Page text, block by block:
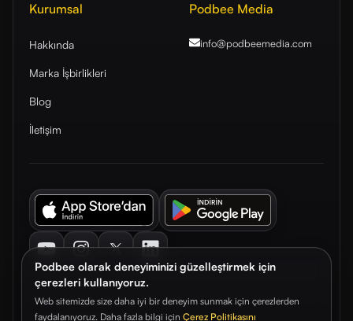
Podbee olarak deneyiminizi güzelleştirmek için
çerezleri kullanıyoruz.
Web sitemizde size daha iyi bir deneyim sunmak için çerezlerden
faydalanıyoruz. Daha fazla bilgi için Çerez Politikasını
Kurumsal
Hakkında
Marka İşbirlikleri
Blog
İletişim
Podbee Media
info@podbeemedia.com